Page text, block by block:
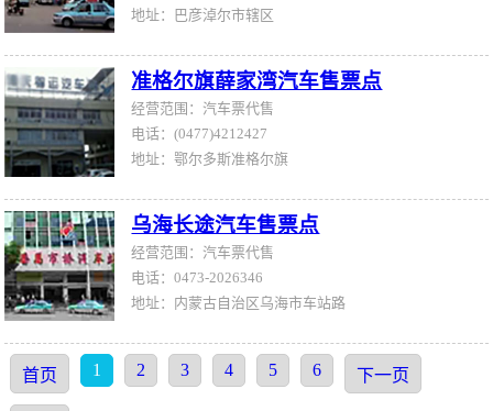
地址：巴彦淖尔市辖区
准格尔旗薛家湾汽车售票点
经营范围：汽车票代售
电话：(0477)4212427
地址：鄂尔多斯准格尔旗
乌海长途汽车售票点‎
经营范围：汽车票代售
电话：0473-2026346
地址：内蒙古自治区乌海市车站路‎
首页 1 2 3 4 5 6 下一页